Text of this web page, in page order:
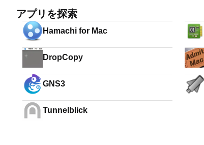
アプリを探索
Hamachi for Mac
DropCopy
GNS3
Tunnelblick